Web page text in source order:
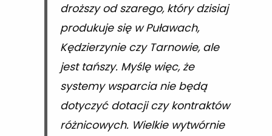
droższy od szarego, który dzisiaj
produkuje się w Puławach,
Kędzierzynie czy Tarnowie, ale
jest tańszy. Myślę więc, że
systemy wsparcia nie będą
dotyczyć dotacji czy kontraktów
różnicowych. Wielkie wytwórnie